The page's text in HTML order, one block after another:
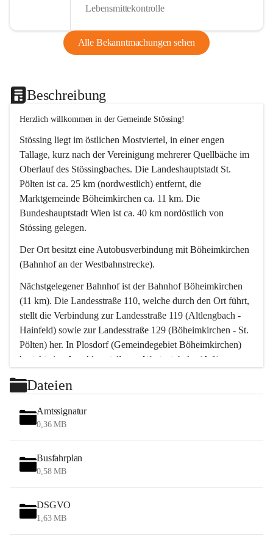
Lebensmittekontrolle
Alle Bekanntmachungen sehen
Beschreibung
Herzlich willkommen in der Gemeinde Stössing!
Stössing liegt im östlichen Mostviertel, in einer engen
Tallage, kurz nach der Vereinigung mehrerer Quellbäche im
Oberlauf des Stössingbaches. Die Landeshauptstadt St.
Pölten ist ca. 25 km (nordwestlich) entfernt, die
Marktgemeinde Böheimkirchen ca. 11 km. Die
Bundeshauptstadt Wien ist ca. 40 km nordöstlich von
Stössing gelegen.
Der Ort besitzt eine Autobusverbindung mit Böheimkirchen
(Bahnhof an der Westbahnstrecke).
Nächstgelegener Bahnhof ist der Bahnhof Böheimkirchen
(11 km). Die Landesstraße 110, welche durch den Ort führt,
stellt die Verbindung zur Landesstraße 119 (Altlengbach -
Hainfeld) sowie zur Landesstraße 129 (Böheimkirchen - St.
Pölten) her. In Plosdorf (Gemeindegebiet Böheimkirchen)
besteht eine Anschlussstelle zur Westautobahn (A 1).
Wien erreicht man in ca. 45 Minuten.
Stössing zählt noch zum Naherholungsraum Wien sowie
zum Naherholungsraum St. Pölten. Viele Bauernhöfe hatten
„ihre Wiener“. Seit 1960 bauten viele Wiener
Wochenendhäuser im Gemeindegebiet. Wegen des
waldreichen Jagdgebietes haben viele Jagdpächter ihre
Das Wandern ist aus touristischer Sicht die bedeutendste
Tätigkeit. Das hügelige Gebiet mit Wanderwegen durch
Wiesen, Wälder und Obstkulturen lädt dazu ein. Gefördert
Dateien
Amtssignatur
0,36 MB
Busfahrplan
0,58 MB
DSGVO
1,63 MB